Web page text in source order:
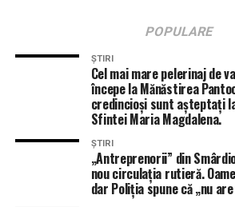
POPULARE
ȘTIRI
Cel mai mare pelerinaj de
începe la Mănăstirea
credincioși sunt așteptați
Sfintei Maria Magdalena.
ȘTIRI
„Antreprenorii” din
nou circulația rutieră.
dar Poliția spune că „nu